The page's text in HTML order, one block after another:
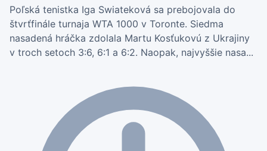
Poľská tenistka Iga Swiateková sa prebojovala do
štvrťfinále turnaja WTA 1000 v Toronte. Siedma
nasadená hráčka zdolala Martu Kosťukovú z Ukrajiny
v troch setoch 3:6, 6:1 a 6:2. Naopak, najvyššie nasa...